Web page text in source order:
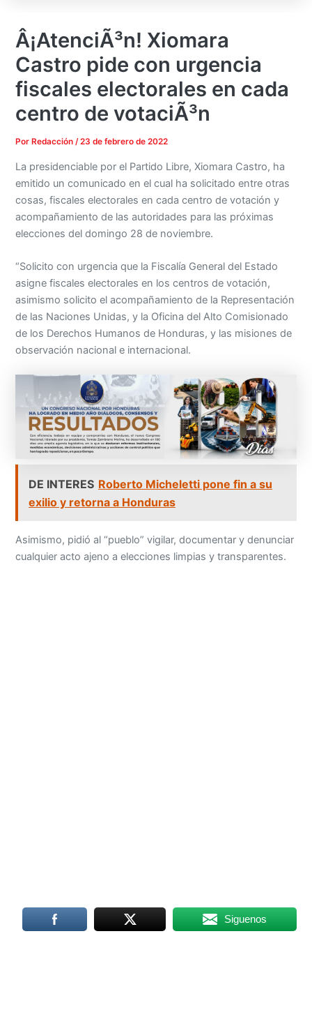
Â¡AtenciÃ³n! Xiomara
Castro pide con urgencia
fiscales electorales en cada
centro de votaciÃ³n
Por Redacción/23 de febrero de 2022
La presidenciable por el Partido Libre, Xiomara Castro, ha
emitido un comunicado en el cual ha solicitado entre otras
cosas, fiscales electorales en cada centro de votación y
acompañamiento de las autoridades para las próximas
elecciones del domingo 28 de noviembre.
“Solicito con urgencia que la Fiscalía General del Estado
asigne fiscales electorales en los centros de votación,
asimismo solicito el acompañamiento de la Representación
de las Naciones Unidas, y la Oficina del Alto Comisionado
de los Derechos Humanos de Honduras, y las misiones de
observación nacional e internacional.
DE INTERES Roberto Micheletti pone fin a su
exilio y retorna a Honduras
Asimismo, pidió al “pueblo” vigilar, documentar y denunciar
cualquier acto ajeno a elecciones limpias y transparentes.
Siguenos